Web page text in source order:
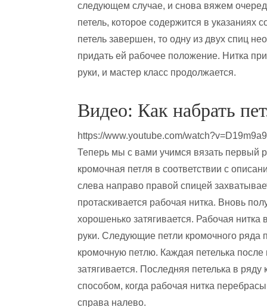
следующем случае, и снова вяжем
петель, которое содержится в
петель завершен, то одну из двух спиц
придать ей рабочее положение. Нитка
руки, и мастер класс продолжается.
Видео: Как набрать
https://www.youtube.com/
Теперь мы с вами учимся вязать первый
кромочная петля в соответствии с
слева направо правой спицей
протаскивается рабочая нитка. Вновь
хорошенько затягивается. Рабочая
руки. Следующие петли кромочного ряда
кромочную петлю. Каждая петелька
затягивается. Последняя петелька в
способом, когда рабочая нитка
справа налево.